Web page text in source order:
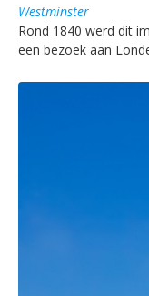
Westminster
Rond 1840 werd dit
een bezoek aan